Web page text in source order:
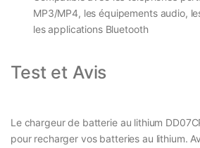
MP3/MP4, les équipements audio,
les applications Bluetooth
Test et Avis
Le chargeur de batterie au lithium
pour recharger vos batteries au lithium.